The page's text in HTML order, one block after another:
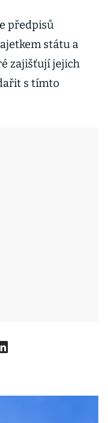
předpisů
státu a
zajišťují jejich
s tímto